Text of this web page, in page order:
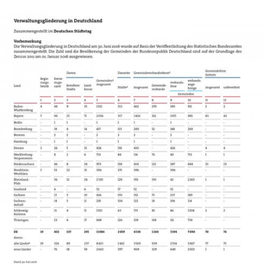
In
Lightbox
öffnen